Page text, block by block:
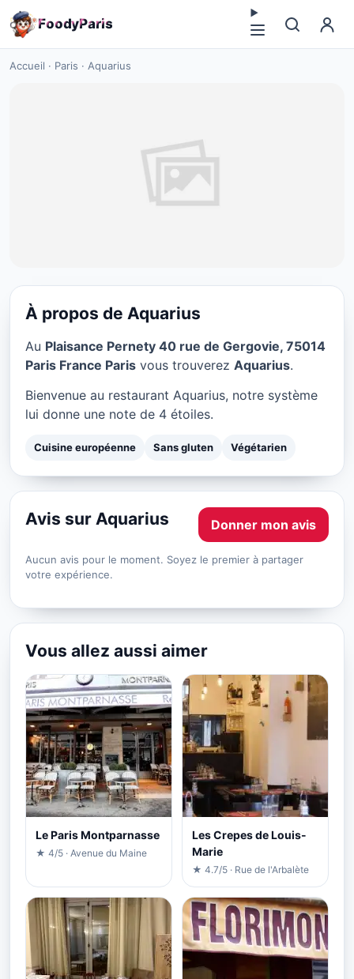
FoodyParis
Accueil · Paris · Aquarius
Aquarius à Paris
À propos de Aquarius
Au Plaisance Pernety 40 rue de Gergovie, 75014
Paris France Paris vous trouverez Aquarius.
Bienvenue au restaurant Aquarius, notre système
lui donne une note de 4 étoiles.
Cuisine européenne Sans gluten Végétarien
Avis sur Aquarius Donner mon avis
Aucun avis pour le moment. Soyez le premier à partager
votre expérience.
Vous allez aussi aimer
Le Paris Montparnasse
★ 4/5 · Avenue du Maine
Les Crepes de Louis-
Marie
★ 4.7/5 · Rue de l'Arbalète